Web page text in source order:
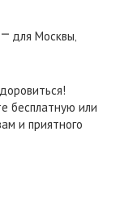
для Москвы‚
бесплатную или
и приятного